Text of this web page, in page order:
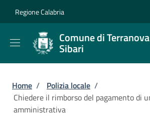
Regione Calabria
Comune di
Sibari
Briciole di pane
Home / Polizia locale /
Chiedere il rimborso del pagamento di
amministrativa